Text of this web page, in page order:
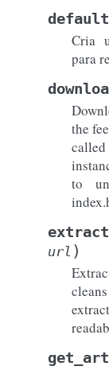
Cria
para
the
to
url )